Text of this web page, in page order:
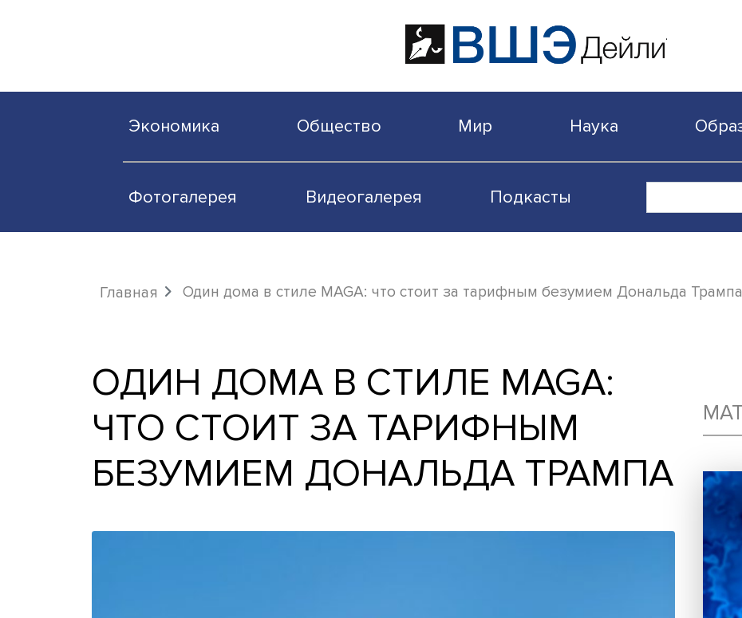
Фотогалерея Видеогалерея Подкасты
ОДИН ДОМА В СТИЛЕ MAGA:
ЧТО СТОИТ ЗА ТАРИФНЫМ
БЕЗУМИЕМ ДОНАЛЬДА